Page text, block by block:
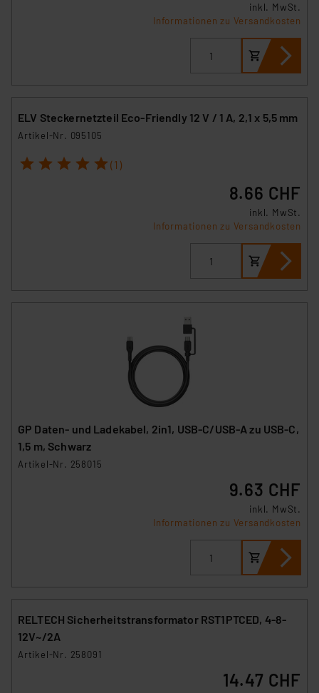
inkl. MwSt.
Informationen zu Versandkosten
ELV Steckernetzteil Eco-Friendly 12 V / 1 A, 2,1 x 5,5 mm
Artikel-Nr. 095105
1 2 3 4 5 (1)
8.66 CHF
inkl. MwSt.
Informationen zu Versandkosten
GP Daten- und Ladekabel, 2in1, USB-C/USB-A zu USB-C,
1,5 m, Schwarz
Artikel-Nr. 258015
9.63 CHF
inkl. MwSt.
Informationen zu Versandkosten
RELTECH Sicherheitstransformator RST1PTCED, 4-8-
12V~/2A
Artikel-Nr. 258091
14.47 CHF